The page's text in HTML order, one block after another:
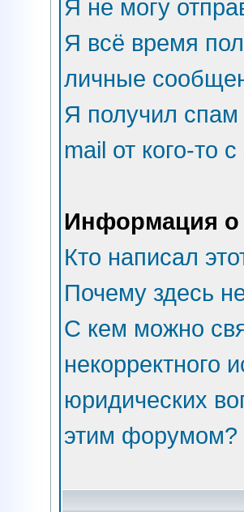
Я не могу
Я всё время
личные
Я получил
mail от кого-то
Информация о
Кто написал
Почему здесь
С кем можно
некорректного
юридических
этим форумом?